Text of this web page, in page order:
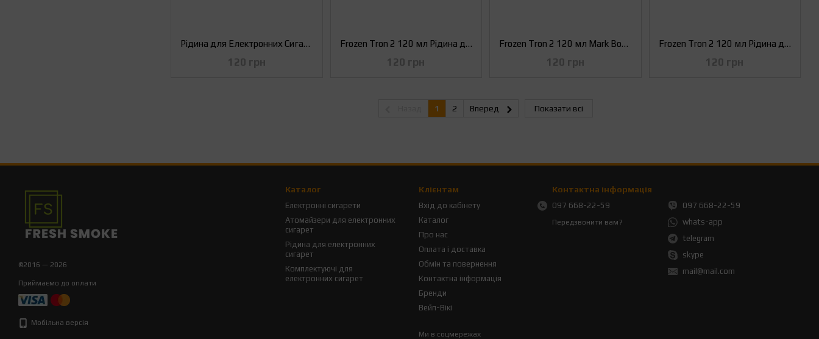
Рідина для Електронних Сигарет Frozen Tron 2 120 мл Goodman, 3 мг
120 грн
Frozen Tron 2 120 мл Рідина для Електронних Сигарет (Жижа/Заправка для вейпа) Mark Bone
120 грн
Frozen Tron 2 120 мл Mark Bone, 3 мг Рідина для Електронних сигарет (Заправка для вейпа)
120 грн
Frozen Tron 2 120 мл Рідина для Електронних Сигарет (Жижа/Заправка для вейпа) G. Hobs
120 грн
1 2 Вперед Показати всі
©2016 — 2026
Приймаємо до оплати
Мобільна версія
Каталог
Електронні сигарети
Атомайзери для електронних
сигарет
Рідина для електронних
сигарет
Комплектуючі для
електронних сигарет
Клієнтам
Вхід до кабінету
Каталог
Про нас
Оплата і доставка
Обмін та повернення
Контактна інформація
Бренди
Вейп-Вікі
Ми в соцмережах
Контактна інформація
097 668-22-59
Передзвонити вам?
097 668-22-59
whats-app
telegram
skype
mail@mail.com